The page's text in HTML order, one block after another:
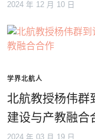
2024 年 12 月 10 日
学界北航人
北航教授杨伟群
建设与产教融合
2024 年 03 月 19 日